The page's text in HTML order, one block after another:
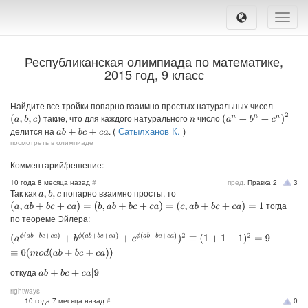
Toggle
Республиканская олимпиада по математике,
2015 год, 9 класс
Найдите все тройки попарно взаимно простых натуральных чисел
(a,b,c) такие, что для каждого натуральногоn число (an+bn +c n)2
делится на ab +b c+c a . (Сатылханов К. )
посмотреть в олимпиаде
Комментарий/решение:
пред. Правка 2 3
10 года 8 месяца назад #
Так какa,b,c
попарно взаимно просты, то
(a,ab+ bc +ca)= (b,ab +b c+ca)= (c ab+b c+ca )=1
тогда
по теореме Эйлера:
(aϕ(ab+bc+ca )+ bϕ(ab+bc+ca )+cϕ(ab+bc+ca))2 ≡(1+1 +1 )2 =9 ≡0(mod(a
откуда ab +b c+ca|9
rightways
0
10 года 7 месяца назад #